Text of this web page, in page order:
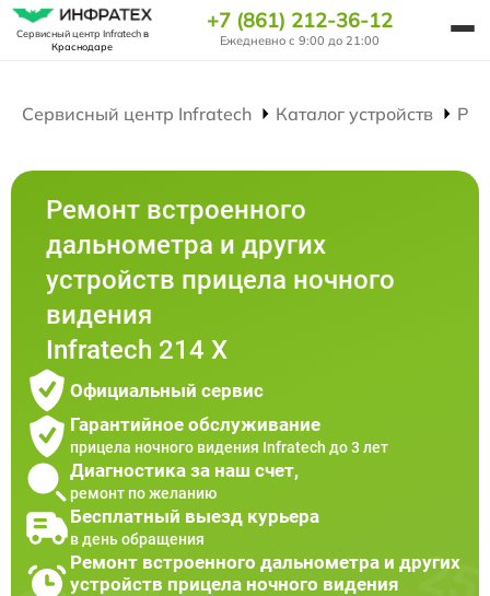
Сервисный центр Infratechв
Краснодаре
+7 (861) 212-36-12
Ежедневно с 9:00 до 21:00
Сервисный центр Infratech Каталог устройств
Ремонт встроенного
дальнометра и других
устройств прицела ночного
видения
Infratech 214 Х
Официальный сервис
Гарантийное обслуживание
прицела ночного видения Infratech до 3 лет
Диагностика за наш счет,
ремонт по желанию
Бесплатный выезд курьера
в день обращения
Ремонт встроенного дальнометра и других
устройств прицела ночного видения